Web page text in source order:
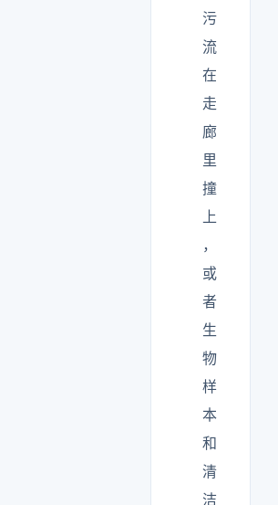
污
流
在
走
廊
里
撞
上
，
或
者
生
物
样
本
和
清
洁